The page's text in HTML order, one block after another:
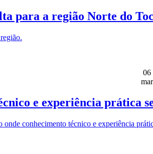
para a região Norte do
06
mar
e experiência prática
conhecimento técnico e experiência